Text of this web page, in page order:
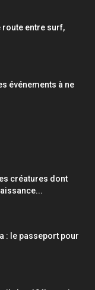
route entre surf,
événements à ne
créatures dont
: le passeport pour